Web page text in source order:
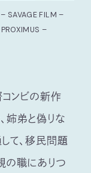
SAVAGE FILM –
–
ンビの新作
姉弟と偽りな
て、移民問題
の職にありつ